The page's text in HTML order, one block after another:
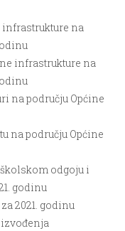
na
infrastrukture na
na području Općine
na području Općine
odgoju i
godinu
2021. godinu